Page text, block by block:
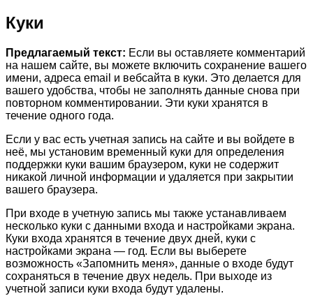
Куки
Предлагаемый текст: Если вы оставляете комментарий
на нашем сайте, вы можете включить сохранение вашего
имени, адреса email и вебсайта в куки. Это делается для
вашего удобства, чтобы не заполнять данные снова при
повторном комментировании. Эти куки хранятся в
течение одного года.
Если у вас есть учетная запись на сайте и вы войдете в
неё, мы установим временный куки для определения
поддержки куки вашим браузером, куки не содержит
никакой личной информации и удаляется при закрытии
вашего браузера.
При входе в учетную запись мы также устанавливаем
несколько куки с данными входа и настройками экрана.
Куки входа хранятся в течение двух дней, куки с
настройками экрана — год. Если вы выберете
возможность «Запомнить меня», данные о входе будут
сохраняться в течение двух недель. При выходе из
учетной записи куки входа будут удалены.